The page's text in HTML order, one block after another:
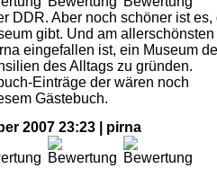
DDR. Aber noch schöner ist es,
gibt. Und am allerschönsten
eingefallen ist, ein Museum
des Alltags zu gründen.
Einträge der wären noch
Gästebuch.
2007 23:23 | pirna